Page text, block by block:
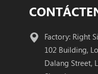
Factory: Right
102 Building,
Dalang Street,